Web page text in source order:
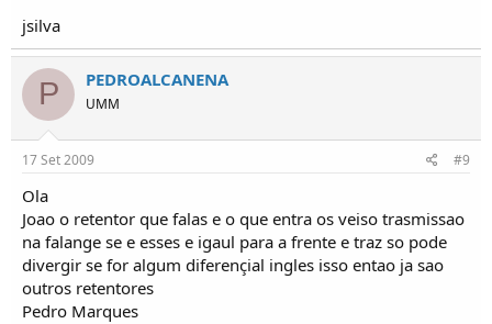
jsilva
P PEDROALCANENA
UMM
17 Set 2009 #9
Ola
Joao o retentor que falas e o que entra os veiso trasmissao
na falange se e esses e igaul para a frente e traz so pode
divergir se for algum diferençial ingles isso entao ja sao
outros retentores
Pedro Marques